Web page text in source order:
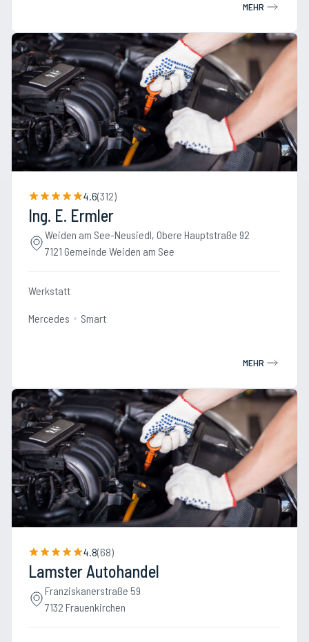
MEHR
4.6(312)
Ing. E. Ermler
Weiden am See-Neusiedl, Obere Hauptstraße 92
7121 Gemeinde Weiden am See
Werkstatt
Mercedes Smart
MEHR
4.8(68)
Lamster Autohandel
Franziskanerstraße 59
7132 Frauenkirchen